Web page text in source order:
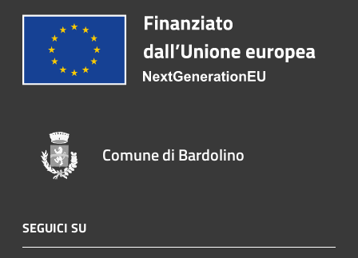
Comune di Bardolino
SEGUICI SU